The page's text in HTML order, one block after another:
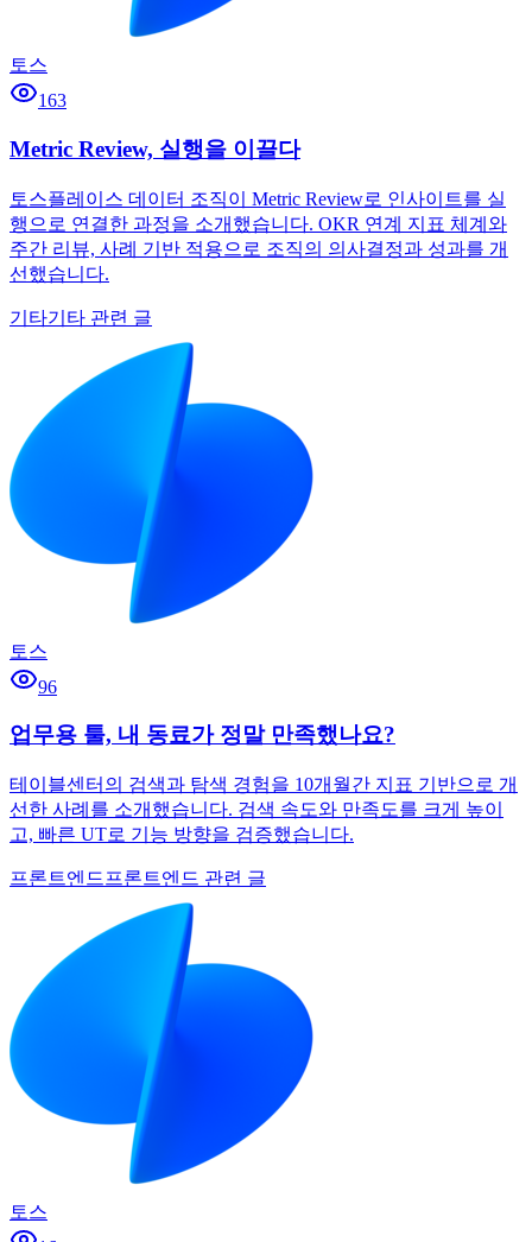
토스
163
Metric Review, 실행을 이끌다
토스플레이스 데이터 조직이 Metric Review로 인사이트를 실
행으로 연결한 과정을 소개했습니다. OKR 연계 지표 체계와
주간 리뷰, 사례 기반 적용으로 조직의 의사결정과 성과를 개
선했습니다.
기타기타 관련 글
토스
96
업무용 툴, 내 동료가 정말 만족했나요?
테이블센터의 검색과 탐색 경험을 10개월간 지표 기반으로 개
선한 사례를 소개했습니다. 검색 속도와 만족도를 크게 높이
고, 빠른 UT로 기능 방향을 검증했습니다.
프론트엔드 프론트엔드 관련 글
토스